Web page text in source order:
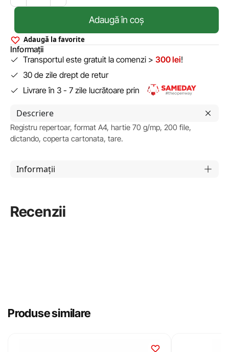
Adaugă în coș
Adaugă la favorite
Informații
Transportul este gratuit la comenzi > 300 lei!
30 de zile drept de retur
Livrare în 3 - 7 zile lucrătoare prin
Descriere
Registru repertoar, format A4, hartie 70 g/mp, 200 file,
dictando, coperta cartonata, tare.
Informații
Recenzii
Produse similare